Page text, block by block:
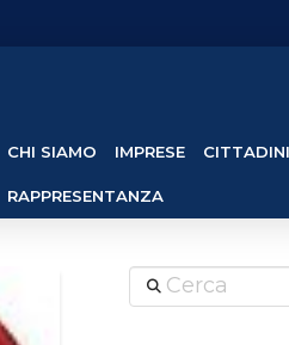
CHI SIAMO IMPRESE CITTADINI
RAPPRESENTANZA
Cerca